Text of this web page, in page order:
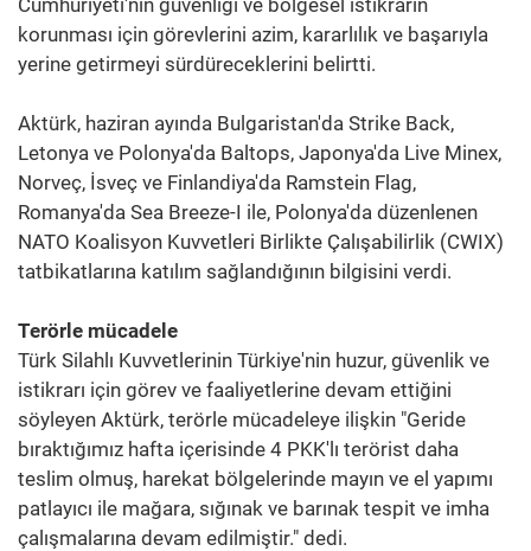
korunması için görevlerini azim, kararlılık ve başarıyla
yerine getirmeyi sürdüreceklerini belirtti.
Aktürk, haziran ayında Bulgaristan'da Strike Back,
Letonya ve Polonya'da Baltops, Japonya'da Live Minex,
Norveç, İsveç ve Finlandiya'da Ramstein Flag,
Romanya'da Sea Breeze-I ile, Polonya'da düzenlenen
NATO Koalisyon Kuvvetleri Birlikte Çalışabilirlik (CWIX)
tatbikatlarına katılım sağlandığının bilgisini verdi.
Terörle mücadele
Türk Silahlı Kuvvetlerinin Türkiye'nin huzur, güvenlik ve
istikrarı için görev ve faaliyetlerine devam ettiğini
söyleyen Aktürk, terörle mücadeleye ilişkin "Geride
bıraktığımız hafta içerisinde 4 PKK'lı terörist daha
teslim olmuş, harekat bölgelerinde mayın ve el yapımı
patlayıcı ile mağara, sığınak ve barınak tespit ve imha
çalışmalarına devam edilmiştir." dedi.